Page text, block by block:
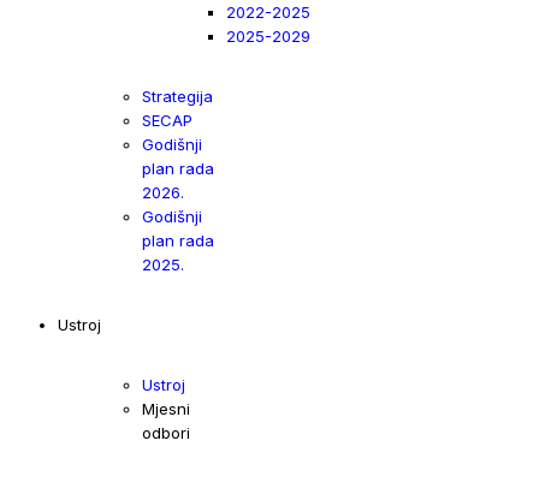
2022-2025
2025-2029
Strategija
SECAP
Godišnji
plan rada
2026.
Godišnji
plan rada
2025.
Ustroj
Ustroj
Mjesni
odbori